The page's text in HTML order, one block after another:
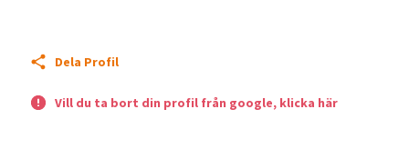
Dela Profil
Vill du ta bort din profil från google, klicka här